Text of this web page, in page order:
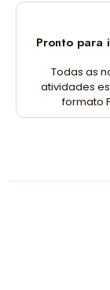
Pronto para
Todas as
atividades
formato